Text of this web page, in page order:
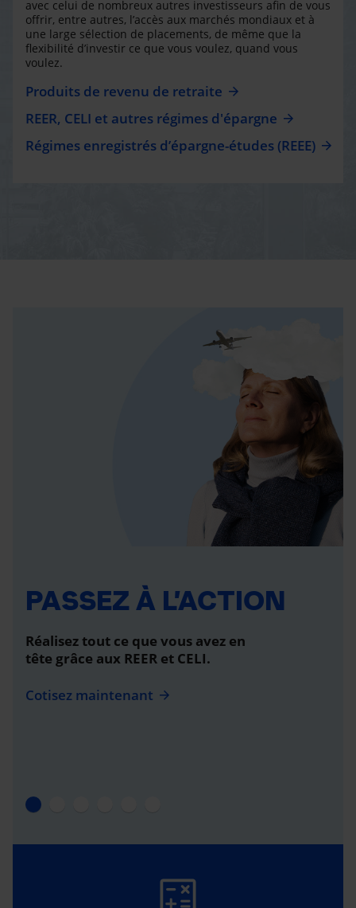
avec celui de nombreux autres investisseurs afin de vous
offrir, entre autres, l’accès aux marchés mondiaux et à
une large sélection de placements, de même que la
flexibilité d’investir ce que vous voulez, quand vous
voulez.
Produits de revenu de retraite
REER, CELI et autres régimes d'épargne
Régimes enregistrés d’épargne-études (REEE)
PASSEZ À L’ACTION
Réalisez tout ce que vous avez en
tête grâce aux REER et CELI.
Cotisez maintenant